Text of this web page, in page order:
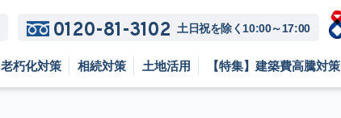
0120-81-3102 土日祝を除く10:00～17:00
老朽化対策 相続対策 土地活用 【特集】建築費高騰対策